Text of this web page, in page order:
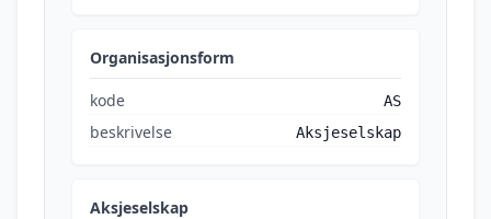
Organisasjonsform
kode AS
beskrivelse Aksjeselskap
Aksjeselskap